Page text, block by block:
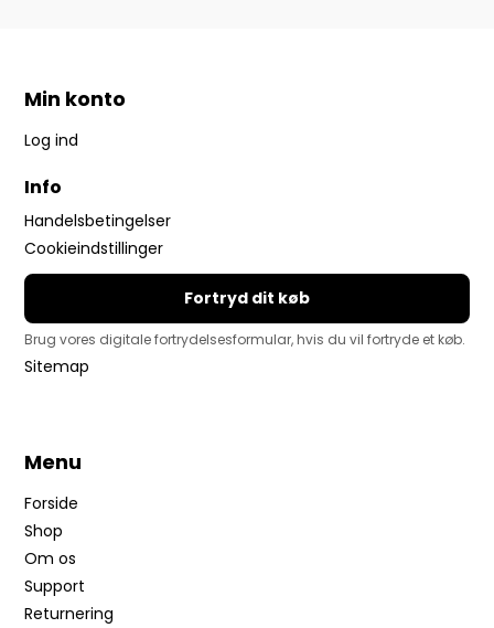
Min konto
Log ind
Info
Handelsbetingelser
Cookieindstillinger
Fortryd dit køb
Brug vores digitale fortrydelsesformular, hvis du vil fortryde et køb.
Sitemap
Menu
Forside
Shop
Om os
Support
Returnering